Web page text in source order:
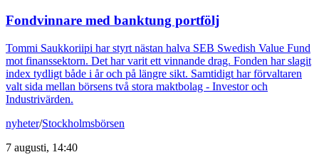
Fondvinnare med banktung portfölj
Tommi Saukkoriipi har styrt nästan halva SEB Swedish Value Fund
mot finanssektorn. Det har varit ett vinnande drag. Fonden har slagit
index tydligt både i år och på längre sikt. Samtidigt har förvaltaren
valt sida mellan börsens två stora maktbolag - Investor och
Industrivärden.
nyheter/Stockholmsbörsen
7 augusti, 14:40